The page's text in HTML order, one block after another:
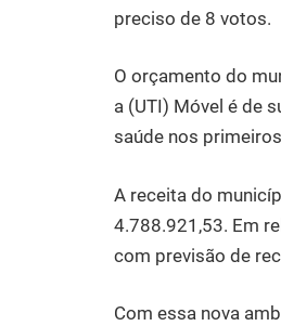
preciso de 8 votos.
O orçamento do
a (UTI) Móvel é de
saúde nos
A receita do
4.788.921,53. Em
com previsão de
Com essa nova